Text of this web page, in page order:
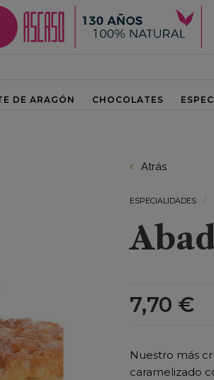
DE ARAGÓN CHOCOLATES
Atrás
ESPECIALIDADES
7,70 €
Nuestro más
caramelizado